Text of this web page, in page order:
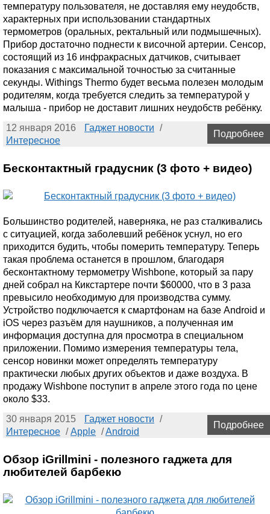
температуру пользователя, не доставляя ему неудобств,
характерных при использовании стандартных
термометров (оральных, ректальный или подмышечных).
Прибор достаточно поднести к височной артерии. Сенсор,
состоящий из 16 инфракрасных датчиков, считывает
показания с максимальной точностью за считанные
секунды. Withings Thermo будет весьма полезен молодым
родителям, когда требуется следить за температурой у
малыша - прибор не доставит лишних неудобств ребёнку.
12 января 2016
Гаджет новости /
Интересное
Подробнее
Бесконтактный градусник (3 фото + видео)
Большинство родителей, наверняка, не раз сталкивались
с ситуацией, когда заболевший ребёнок уснул, но его
приходится будить, чтобы померить температуру. Теперь
такая проблема останется в прошлом, благодаря
бесконтактному термометру Wishbone, который за пару
дней собрал на Кикстартере почти $60000, что в 3 раза
превысило необходимую для производства сумму.
Устройство подключается к смартфонам на базе Android и
iOS через разъём для наушников, а полученная им
информация доступна для просмотра в специальном
приложении. Помимо измерения температуры тела,
сенсор новинки может определять температуру
практически любых других объектов и даже воздуха. В
продажу Wishbone поступит в апреле этого года по цене
около $33.
30 января 2015
Гаджет новости /
Интересное /Apple /Android
Подробнее
Обзор iGrillmini - полезного гаджета для
любителей барбекю